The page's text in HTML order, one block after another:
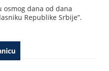
osmog dana od dana
Republike Srbije”.